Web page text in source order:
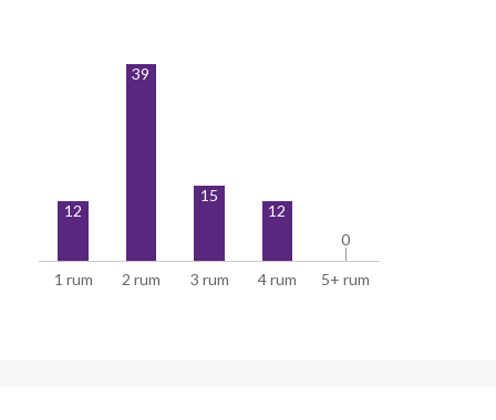
1 rum 2 rum 3 rum 4 rum 5+ rum
12
39
15
12
0
0